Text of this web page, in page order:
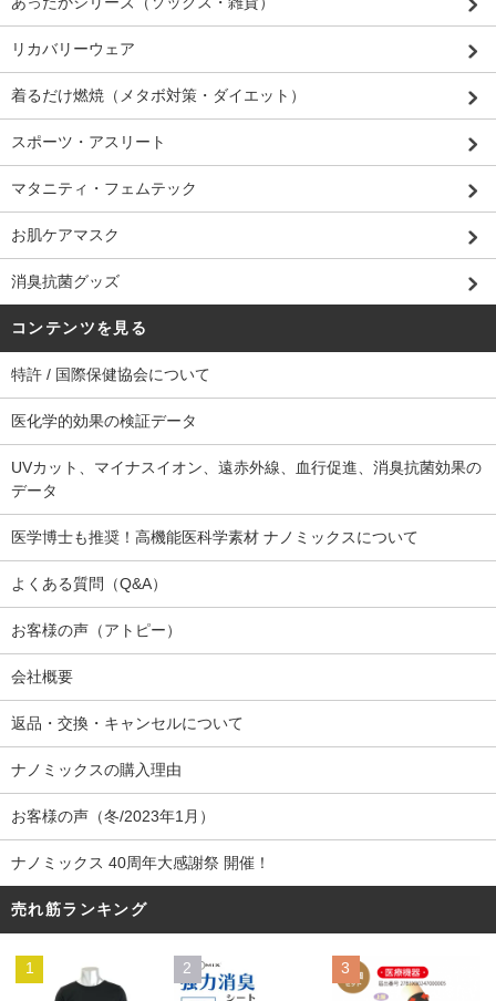
リカバリーウェア
着るだけ燃焼（メタボ対策・ダイエット）
スポーツ・アスリート
マタニティ・フェムテック
お肌ケアマスク
消臭抗菌グッズ
コンテンツを見る
特許 / 国際保健協会について
医化学的効果の検証データ
UVカット、マイナスイオン、遠赤外線、血行促進、消臭抗菌効果の
データ
医学博士も推奨！高機能医科学素材 ナノミックスについて
よくある質問（Q&A）
お客様の声（アトピー）
会社概要
返品・交換・キャンセルについて
ナノミックスの購入理由
お客様の声（冬/2023年1月）
ナノミックス 40周年大感謝祭 開催！
売れ筋ランキング
1 2 3